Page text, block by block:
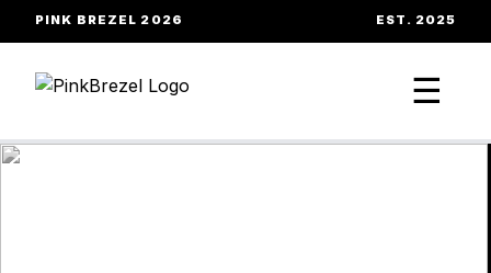
PINK BREZEL 2026 EST. 2025
☰